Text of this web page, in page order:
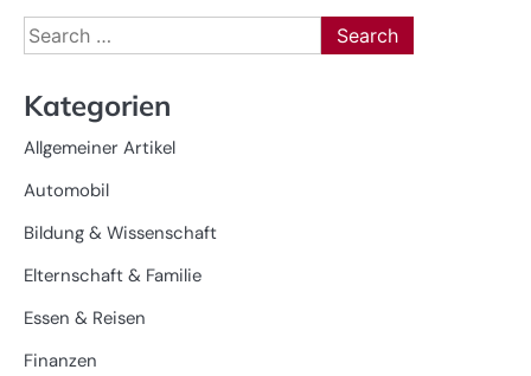
Search
for:
Kategorien
Allgemeiner Artikel
Automobil
Bildung & Wissenschaft
Elternschaft & Familie
Essen & Reisen
Finanzen